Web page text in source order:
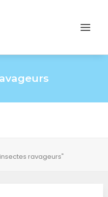
ravageurs"